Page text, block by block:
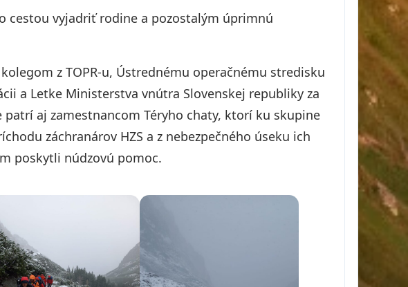
cestou vyjadriť rodine a pozostalým úprimnú
z TOPR-u, Ústrednému operačnému stredisku
a Letke Ministerstva vnútra Slovenskej republiky za
aj zamestnancom Téryho chaty, ktorí ku skupine
záchranárov HZS a z nebezpečného úseku ich
poskytli núdzovú pomoc.